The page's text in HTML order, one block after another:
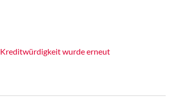
wurde erneut